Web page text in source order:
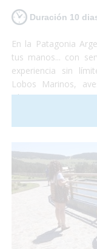
Duración 10
En la Patagonia
tus manos... con
experiencia sin
Lobos Marinos,
Glaciar Perito
Beagle... un viaje
Accesible es posible!